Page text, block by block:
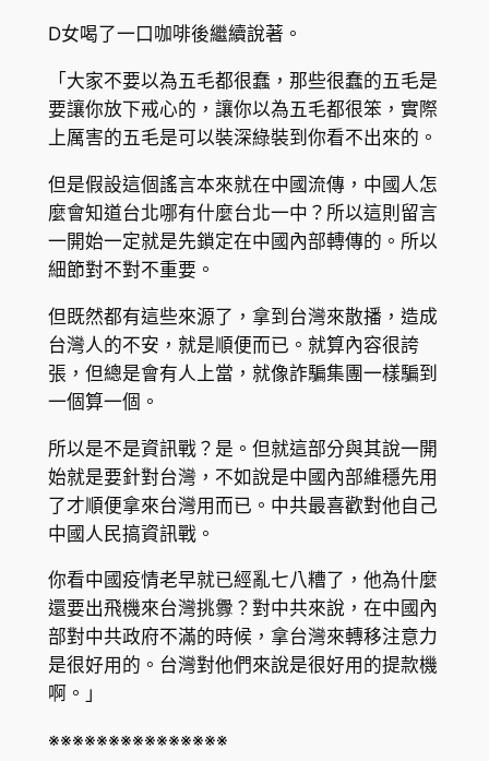
D女喝了一口咖啡後繼續說著。
「大家不要以為五毛都很蠢，那些很蠢的五毛是
要讓你放下戒心的，讓你以為五毛都很笨，實際
上厲害的五毛是可以裝深綠裝到你看不出來的。
但是假設這個謠言本來就在中國流傳，中國人怎
麼會知道台北哪有什麼台北一中？所以這則留言
一開始一定就是先鎖定在中國內部轉傳的。所以
細節對不對不重要。
但既然都有這些來源了，拿到台灣來散播，造成
台灣人的不安，就是順便而已。就算內容很誇
張，但總是會有人上當，就像詐騙集團一樣騙到
一個算一個。
所以是不是資訊戰？是。但就這部分與其說一開
始就是要針對台灣，不如說是中國內部維穩先用
了才順便拿來台灣用而已。中共最喜歡對他自己
中國人民搞資訊戰。
你看中國疫情老早就已經亂七八糟了，他為什麼
還要出飛機來台灣挑釁？對中共來說，在中國內
部對中共政府不滿的時候，拿台灣來轉移注意力
是很好用的。台灣對他們來說是很好用的提款機
啊。」
※※※※※※※※※※※※※※※